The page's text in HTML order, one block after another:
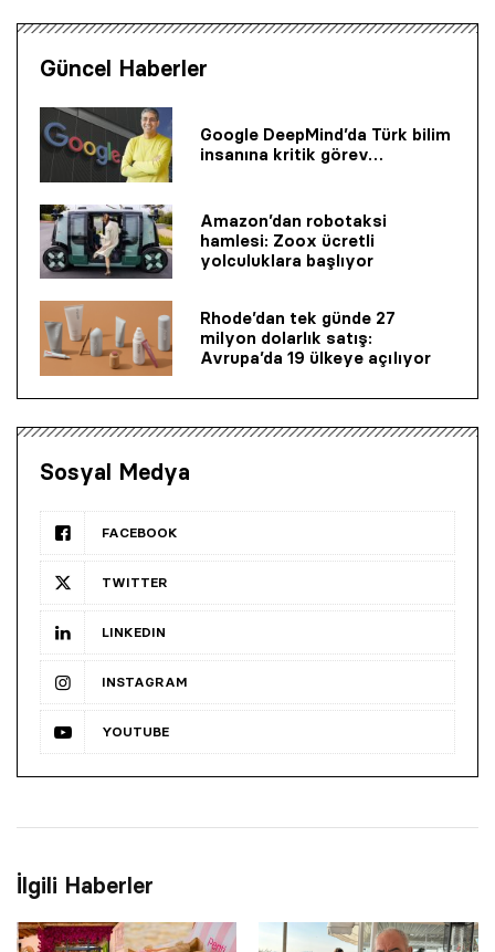
Güncel Haberler
Google DeepMind’da Türk bilim
insanına kritik görev…
Amazon’dan robotaksi
hamlesi: Zoox ücretli
yolculuklara başlıyor
Rhode’dan tek günde 27
milyon dolarlık satış:
Avrupa’da 19 ülkeye açılıyor
Sosyal Medya
FACEBOOK
TWITTER
LINKEDIN
INSTAGRAM
YOUTUBE
İlgili Haberler